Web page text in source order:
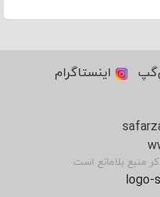
اینستاگرام
منبع بلامانع است